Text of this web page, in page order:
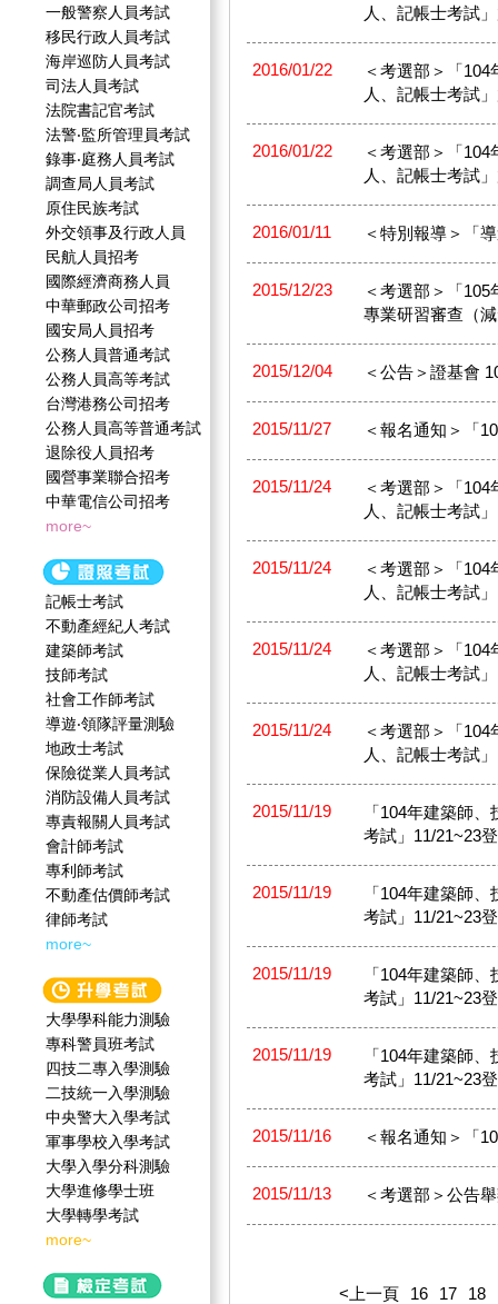
一般警察人員考試
移民行政人員考試
海岸巡防人員考試
司法人員考試
法院書記官考試
法警‧監所管理員考試
錄事‧庭務人員考試
調查局人員考試
原住民族考試
外交領事及行政人員
民航人員招考
國際經濟商務人員
中華郵政公司招考
國安局人員招考
公務人員普通考試
公務人員高等考試
台灣港務公司招考
公務人員高等普通考試
退除役人員招考
國營事業聯合招考
中華電信公司招考
more~
記帳士考試
不動產經紀人考試
建築師考試
技師考試
社會工作師‍考試
導遊‧領隊評量測驗
地政士考試
保險從業人員考試
消防設備人員考試
專責報關人員考試
會計師考試
專利師考試
不動產估價師考試
律師考試
more~
大學學科能力測驗
專科警員班考試
四技二專入學測驗
二技統一入學測驗
中央警大入學考試
軍事學校入學考試
大學入學分科測驗
大學進修學士班
大學轉學考試
more~
人、記帳士考試
2016/01/22
＜考選部＞「
人、記帳士考試
2016/01/22
＜考選部＞「
人、記帳士考試
2016/01/11 ＜特別報導＞「
2015/12/23
＜考選部＞「
專業研習審查（
2015/12/04 ＜公告＞證基會
2015/11/27 ＜報名通知＞「
2015/11/24
＜考選部＞「
人、記帳士考試
2015/11/24
＜考選部＞「
人、記帳士考試
2015/11/24
＜考選部＞「
人、記帳士考試
2015/11/24
＜考選部＞「
人、記帳士考試
2015/11/19
「104年建築師
考試」11/21~23
2015/11/19
「104年建築師
考試」11/21~23
2015/11/19
「104年建築師
考試」11/21~23
2015/11/19
「104年建築師
考試」11/21~23
2015/11/16 ＜報名通知＞「
2015/11/13 ＜考選部＞公告
<上一頁 16 17 18